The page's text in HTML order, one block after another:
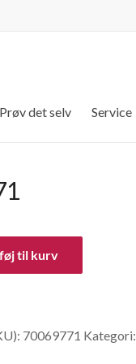
Prøv det selv Service
til kurv
70069771 Kategori: